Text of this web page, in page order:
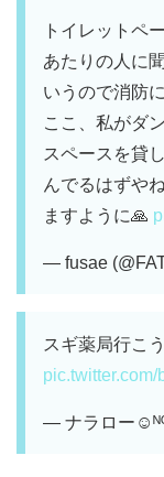
トイレットペ
あたりの人に
いうので消防に
ここ、私がダ
スペースを貸
んでるはずや
ますように🙏
— fusae
スギ薬局行こ
pic.twitter.com/
— ナラロー